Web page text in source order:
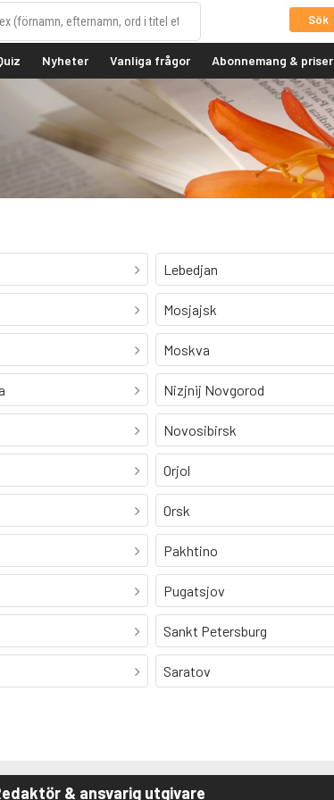
Sök
Nyheter Vanliga frågor Abonnemang & priser
Lebedjan
Mosjajsk
Moskva
Nizjnij Novgorod
Novosibirsk
Orjol
Orsk
Pakhtino
Pugatsjov
Sankt Petersburg
Saratov
& ansvarig utgivare